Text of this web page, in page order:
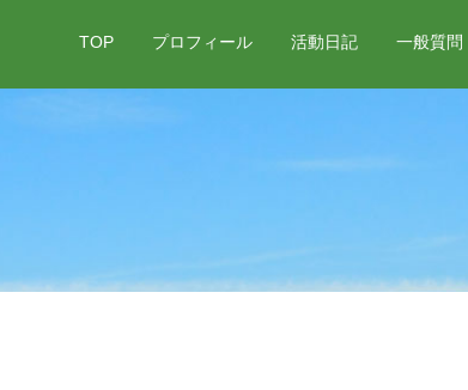
TOP プロフィール 活動日記 一般質問